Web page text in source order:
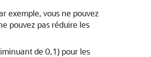
exemple, vous ne pouvez
pouvez pas réduire les
de 0,1) pour les